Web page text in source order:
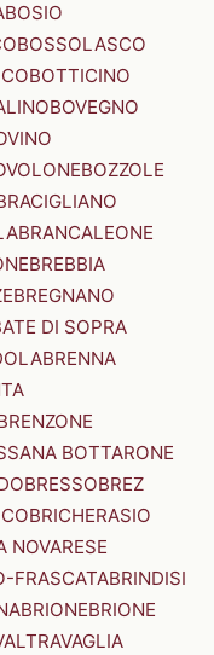
BOSIO
BOSSOLASCO
BOTTICINO
BOVEGNO
BOZZOLE
BRANCALEONE
BREBBIA
BREGNANO
DI SOPRA
BRENNA
BOTTARONE
BRESSOBREZ
BRICHERASIO
NOVARESE
FRASCATABRINDISI
BRIONEBRIONE